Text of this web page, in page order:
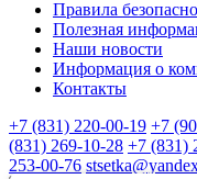
Правила
Полезная
Наши новости
Информация о
Контакты
+7 (831) 220-00-19 +7
(831) 269-10-28 +7 (831)
253-00-76